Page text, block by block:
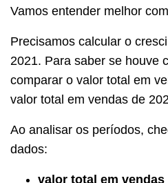
Vamos entender melhor
Precisamos calcular o
2021. Para saber se houve
comparar o valor total em
valor total em vendas de
Ao analisar os períodos,
dados:
valor total em vendas